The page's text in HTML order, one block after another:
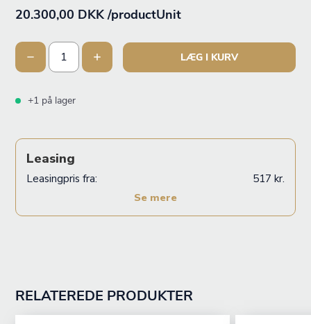
20.300,00 DKK /productUnit
LÆG I KURV
+1 på lager
RELATEREDE PRODUKTER